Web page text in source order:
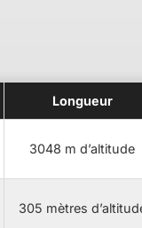
Longueur
3048 m d’altitude
305 mètres